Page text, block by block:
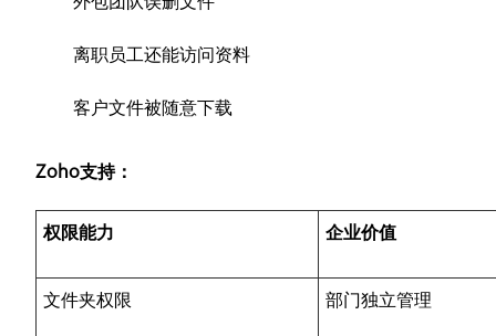
离职员工还能访问资料
客户文件被随意下载
Zoho支持：
权限能力 企业价值
文件夹权限 部门独立管理